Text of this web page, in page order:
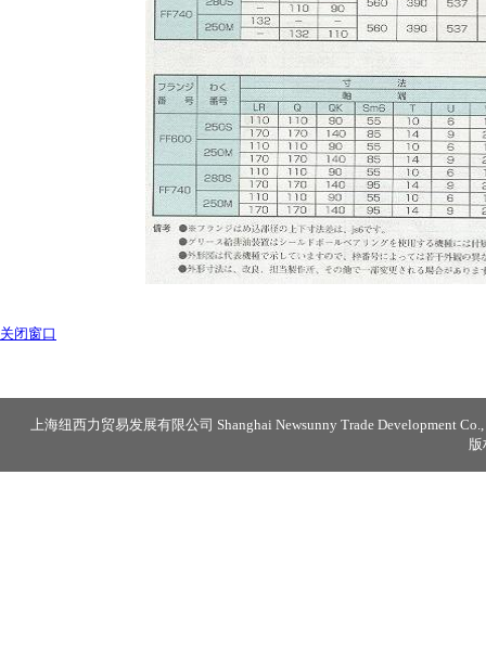
关闭窗口
上海纽西力贸易发展有限公司 Shanghai Newsunny Trade Development